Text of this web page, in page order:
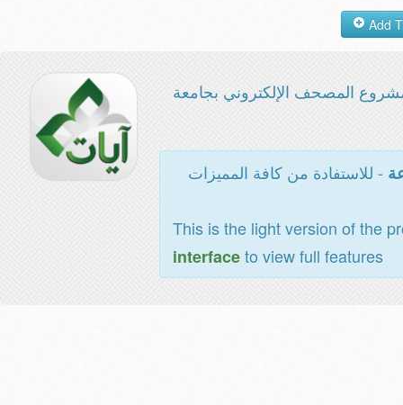
المصحف الإلكتروني بجامعة
- للاستفادة من كافة المميزات
This is the light version of the
interfaceto view full features